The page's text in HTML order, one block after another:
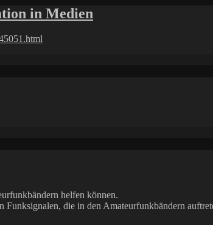
in Medien
helfen können.
die in den Amateurfunkbändern